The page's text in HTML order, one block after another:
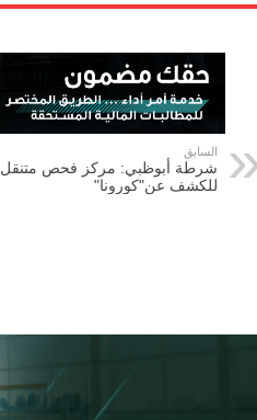
السابق
شرطة أبوظبي: مركز فحص متنقل
للكشف عن"كورونا"